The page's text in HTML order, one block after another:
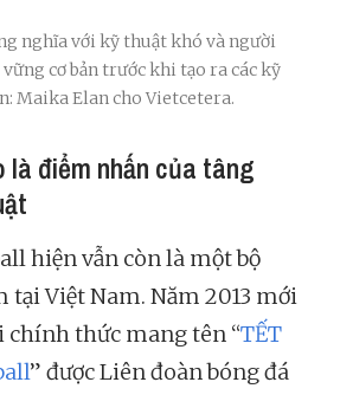
nghĩa với kỹ thuật khó và người
cơ bản trước khi tạo ra các kỹ
Maika Elan cho Vietcetera.
là điểm nhấn của tâng
hiện vẫn còn là một bộ
tại Việt Nam. Năm 2013 mới
chính thức mang tên “TẾT
” được Liên đoàn bóng đá